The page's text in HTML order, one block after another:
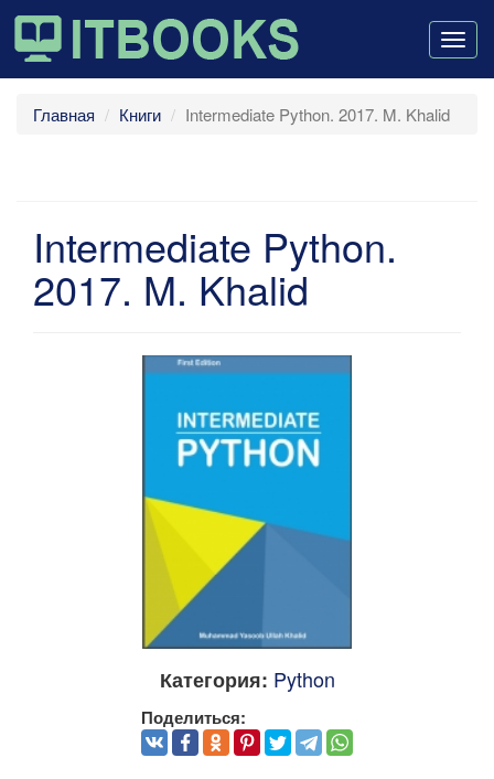
Главная Книги Intermediate Python. 2017. M. Khalid
Intermediate Python.
2017. M. Khalid
Категория: Python
Поделиться: